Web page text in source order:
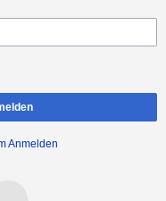
Anmelden